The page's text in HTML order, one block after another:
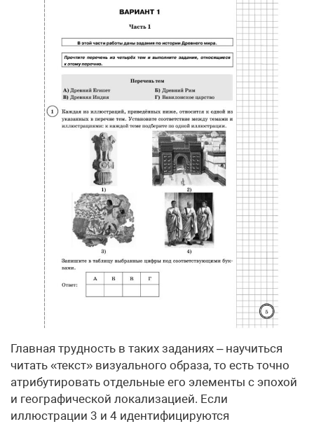
Главная трудность в таких заданиях – научиться
читать «текст» визуального образа, то есть точно
атрибутировать отдельные его элементы с эпохой
и географической локализацией. Если
иллюстрации 3 и 4 идентифицируются